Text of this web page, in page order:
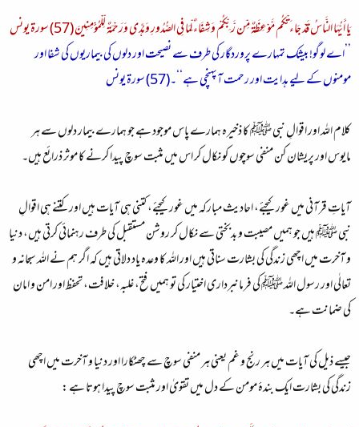
يَا أَيُّهَا النَّاسُ قَدْ جَاءَتْكُم مَّوْعِظَةٌ مِّن رَّبِّكُمْ وَشِفَاءٌ لِّمَا فِي الصُّدُورِ وَهُدًى وَرَحْمَةٌ لِّلْمُؤْمِنِينَ (57) سورة يونس
’’اے لوگو! بیشک تمہارے پروردگار کی طرف سے نصیحت اور دلوں کی بیماریوں کی شفا اور
مومنوں کے لیے ہدایت اور رحمت آپہنچی ہے‘‘۔(57) سورة يونس
کلام اللہ اور اقوالِ نبی ﷺ کا ذخیرہ ہمارے پاس موجود ہے جو ہمارے بیمار دلوں سے ہر
مایوس اور پریشان کن منفی سوچوں کو نکال کر اس میں مثبت سوچ پیدا کرنے کا موثر ذرائع ہیں۔
آیاتِ قرآنی میں غور کیجئے، احادیث مبارکہ میں غور کیجئے، کتنی ہی آیات ہیں اور کتنے ہی اقوالِ
نبی ﷺ ہیں جو ہمیں مصیبت و بدبختی سے نکال کر روشن مستقبل کی طرف رہنمائی کرتی ہیں، دنیا
و آخرت میں اچھی زندگی کی بشارت سناتی ہیں اور اللہ کا وعدہ یاد دلاتی ہیں کہ اگر ہم نے اللہ سبحانہ و
تعالٰی اور رسول اللہ ﷺ کی فرمانبرداری اختیار کی تو ہمیں فتح، غلبہ، خلافت، تحفظ اور امن و امان
کی ضمانت ہے۔
جیسے ذیل کی آیات میں ہر رنج و غم یعنی ہر منفی سوچ سے چھٹکارا اور دنیا و آخرت میں اچھی
زندگی کی بشارت ایک بندۂ مومن کے دل میں تقویٰ اور مثبت سوچ پیدا ہوتا ہے :